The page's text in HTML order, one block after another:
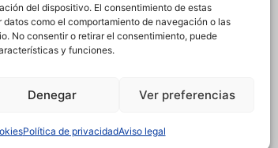
del dispositivo. El consentimiento de estas
como el comportamiento de navegación o las
No consentir o retirar el consentimiento, puede
y funciones.
Denegar Ver preferencias
Política de privacidadAviso legal